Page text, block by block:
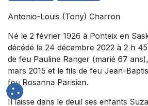
Antonio-Louis (Tony) Charron
Né le 2 février 1926 à Ponteix en
décédé le 24 décembre 2022 à 2 h
de feu Pauline Ranger (marié 67
mars 2015 et le fils de feu Jean-
feu Rosanna Parisien.
Il laisse dans le deuil ses enfants